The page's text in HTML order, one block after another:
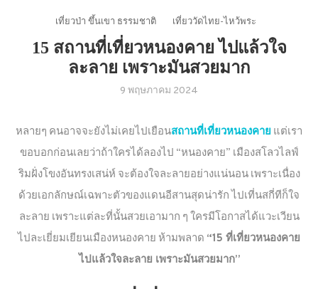
เที่ยวป่า ขึ้นเขา ธรรมชาติ เที่ยววัดไทย-ไหว้พระ
15 สถานที่เที่ยวหนองคาย ไปแล้วใจ
ละลาย เพราะมันสวยมาก
9 พฤษภาคม 2024
หลายๆ คนอาจจะยังไม่เคยไปเยือนสถานที่เที่ยวหนองคาย แต่เรา
ขอบอกก่อนเลยว่าถ้าใครได้ลองไป “หนองคาย” เมืองสโลวไลฟ์
ริมฝั่งโขงอันทรงเสน่ห์ จะต้องใจละลายอย่างแน่นอน เพราะเนื่อง
ด้วยเอกลักษณ์เฉพาะตัวของแดนอีสานสุดน่ารัก ไปเที่นสกี่ทีก็ใจ
ละลาย เพราะแต่ละที่นั้นสวยเอามาก ๆ ใครมีโอกาสได้แวะเวียน
ไปละเยี่ยมเยียนเมืองหนองคาย ห้ามพลาด “15 ที่เที่ยวหนองคาย
ไปแล้วใจละลาย เพราะมันสวยมาก”